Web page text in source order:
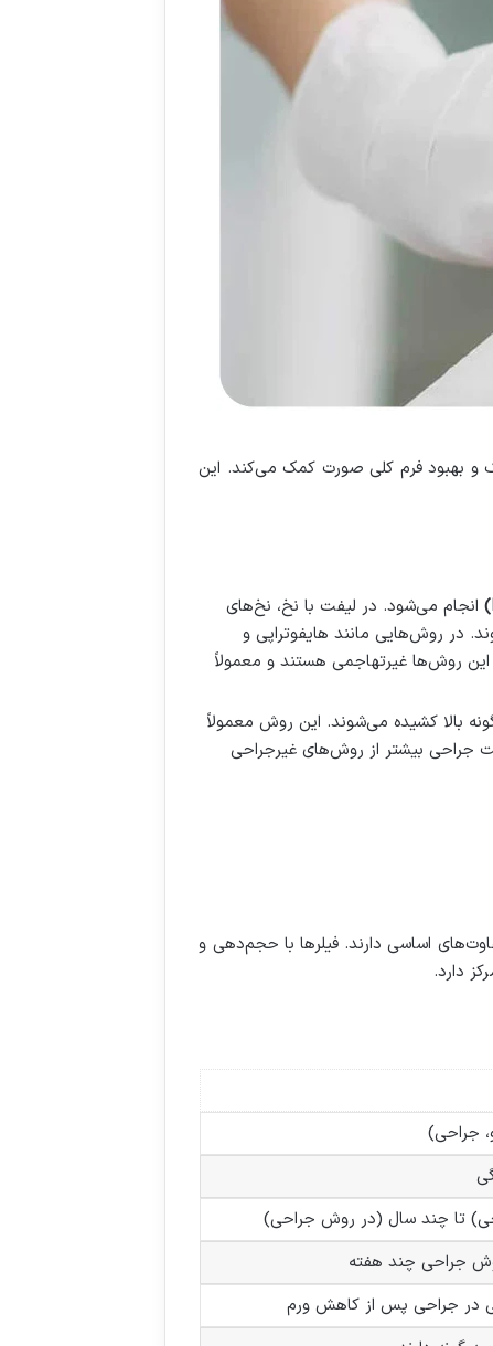
و بهبود فرم کلی صورت کمک می‌کند. این
انجام می‌شود. در لیفت با نخ، نخ‌های
روش‌هایی مانند هایفوتراپی و
این روش‌ها غیرتهاجمی هستند و معمولاً
بالا کشیده می‌شوند. این روش معمولاً
جراحی بیشتر از روش‌های غیرجراحی
اساسی دارند. فیلرها با حجم‌دهی و
دارد.
جراحی)
تا چند سال (در روش جراحی)
جراحی چند هفته
در جراحی پس از کاهش ورم